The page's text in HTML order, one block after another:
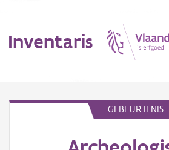
Inventaris
GEBEURTENIS